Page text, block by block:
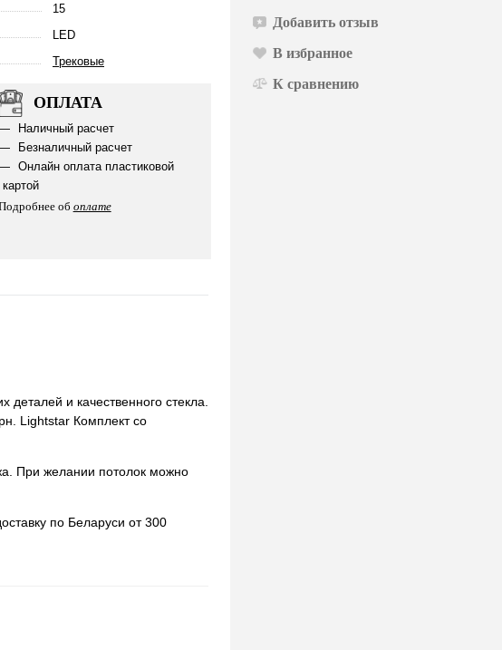
15
LED
Трековые
ОПЛАТА
Наличный расчет
Безналичный расчет
Онлайн оплата пластиковой
картой
об оплате
и качественного стекла.
Lightstar Комплект со
При желании потолок можно
по Беларуси от 300
Добавить отзыв
В избранное
К сравнению